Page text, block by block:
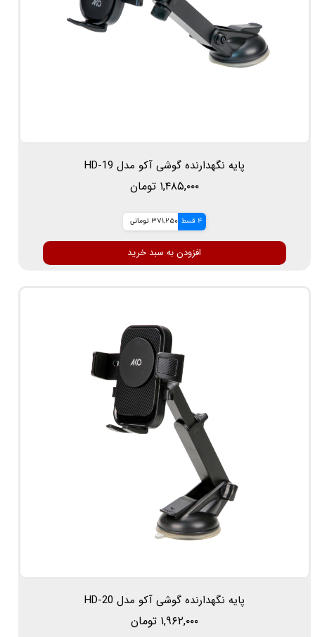
پایه نگهدارنده گوشی آکو مدل HD-19
۱,۴۸۵,۰۰۰ تومان
4 قسط 371,250 تومانی
افزودن به سبد خرید
پایه نگهدارنده گوشی آکو مدل HD-20
۱,۹۶۲,۰۰۰ تومان